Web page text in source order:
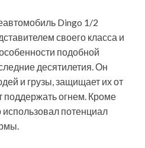
Dingo 1/2
своего класса и
подобной
десятилетия. Он
и грузы, защищает их от
поддержать огнем. Кроме
использовал потенциал